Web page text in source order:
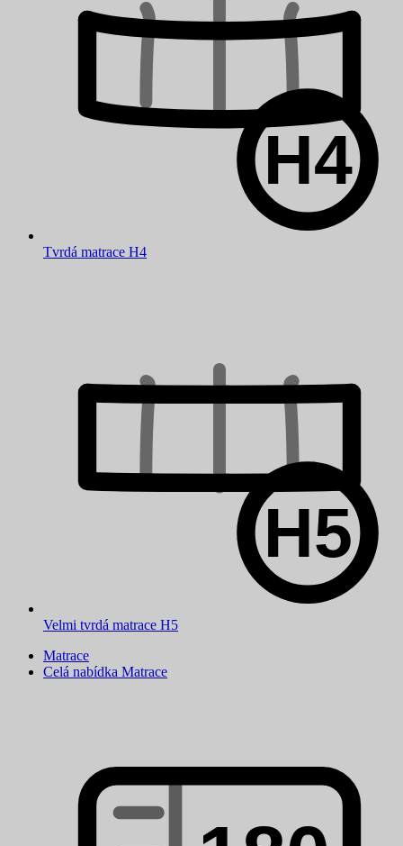
Tvrdá matrace H4
Velmi tvrdá matrace H5
Matrace
Celá nabídka Matrace